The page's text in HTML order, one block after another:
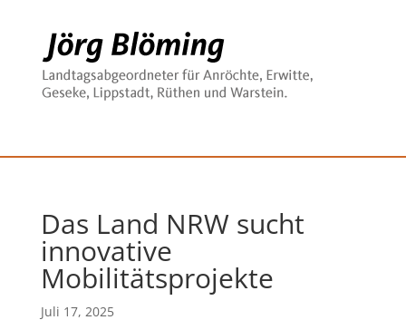
Das Land NRW sucht
innovative
Mobilitätsprojekte
Juli 17, 2025